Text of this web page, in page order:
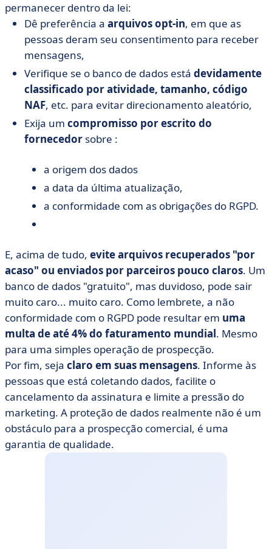
permanecer dentro da lei:
Dê preferência a arquivos opt-in, em que as
pessoas deram seu consentimento para receber
mensagens,
Verifique se o banco de dados está devidamente
classificado por atividade, tamanho, código
NAF, etc. para evitar direcionamento aleatório,
Exija um compromisso por escrito do
fornecedor sobre :
a origem dos dados
a data da última atualização,
a conformidade com as obrigações do RGPD.
E, acima de tudo, evite arquivos recuperados "por
acaso" ou enviados por parceiros pouco claros. Um
banco de dados "gratuito", mas duvidoso, pode sair
muito caro... muito caro. Como lembrete, a não
conformidade com o RGPD pode resultar em uma
multa de até 4% do faturamento mundial. Mesmo
para uma simples operação de prospecção.
Por fim, seja claro em suas mensagens. Informe às
pessoas que está coletando dados, facilite o
cancelamento da assinatura e limite a pressão do
marketing. A proteção de dados realmente não é um
obstáculo para a prospecção comercial, é uma
garantia de qualidade.